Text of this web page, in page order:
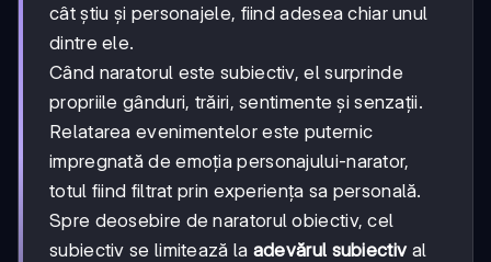
cât știu și personajele, fiind adesea chiar unul
dintre ele.
Când naratorul este subiectiv, el surprinde
propriile gânduri, trăiri, sentimente și senzații.
Relatarea evenimentelor este puternic
impregnată de emoția personajului-narator,
totul fiind filtrat prin experiența sa personală.
Spre deosebire de naratorul obiectiv, cel
subiectiv se limitează la adevărul subiectival